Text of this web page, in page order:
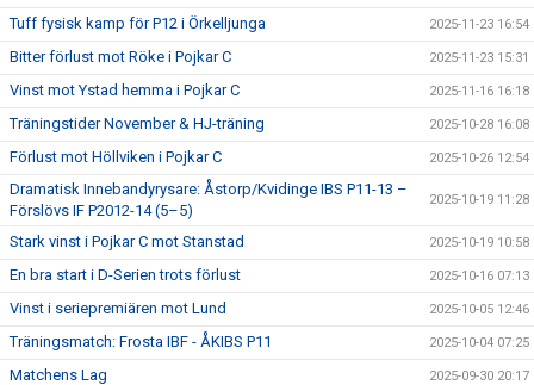
Tuff fysisk kamp för P12 i Örkelljunga 2025-11-23 16:54
Bitter förlust mot Röke i Pojkar C 2025-11-23 15:31
Vinst mot Ystad hemma i Pojkar C 2025-11-16 16:18
Träningstider November & HJ-träning 2025-10-28 16:08
Förlust mot Höllviken i Pojkar C 2025-10-26 12:54
Dramatisk Innebandyrysare: Åstorp/Kvidinge IBS P11-13 –
Förslövs IF P2012-14 (5–5)
2025-10-19 11:28
Stark vinst i Pojkar C mot Stanstad 2025-10-19 10:58
En bra start i D-Serien trots förlust 2025-10-16 07:13
Vinst i seriepremiären mot Lund 2025-10-05 12:46
Träningsmatch: Frosta IBF - ÅKIBS P11 2025-10-04 07:25
Matchens Lag 2025-09-30 20:17